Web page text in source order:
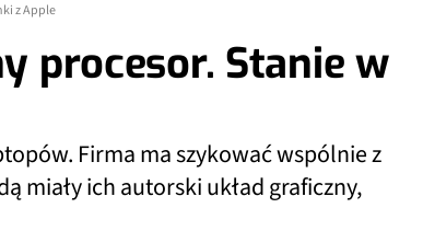
z Apple
procesor. Stanie w
Firma ma szykować wspólnie z
miały ich autorski układ graficzny,